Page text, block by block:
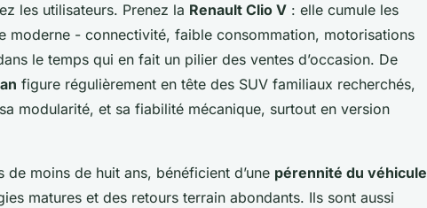
les utilisateurs. Prenez la Renault Clio V : elle cumule les
moderne - connectivité, faible consommation, motorisations
le temps qui en fait un pilier des ventes d’occasion. De
figure régulièrement en tête des SUV familiaux recherchés,
modularité, et sa fiabilité mécanique, surtout en version
de moins de huit ans, bénéficient d’une pérennité du véhicule
matures et des retours terrain abondants. Ils sont aussi